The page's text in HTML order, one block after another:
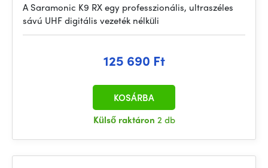
A Saramonic K9 RX egy professzionális, ultraszéles
sávú UHF digitális vezeték nélküli
125 690 Ft
Külső raktáron 2 db
KOSÁRBA